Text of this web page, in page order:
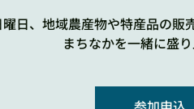
日、地域農産物や特産品の販
まちなかを一緒に盛